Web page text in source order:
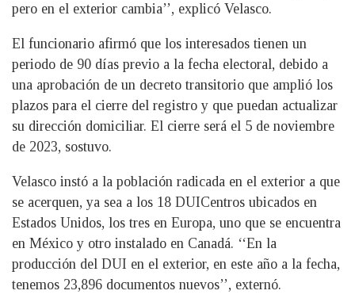
pero en el exterior cambia’’, explicó Velasco.
El funcionario afirmó que los interesados tienen un
periodo de 90 días previo a la fecha electoral, debido a
una aprobación de un decreto transitorio que amplió los
plazos para el cierre del registro y que puedan actualizar
su dirección domiciliar. El cierre será el 5 de noviembre
de 2023, sostuvo.
Velasco instó a la población radicada en el exterior a que
se acerquen, ya sea a los 18 DUICentros ubicados en
Estados Unidos, los tres en Europa, uno que se encuentra
en México y otro instalado en Canadá. ‘‘En la
producción del DUI en el exterior, en este año a la fecha,
tenemos 23,896 documentos nuevos’’, externó.